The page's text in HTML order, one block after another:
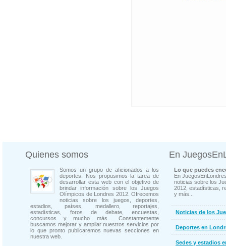
Quienes somos
Somos un grupo de aficionados a los
deportes. Nos propusimos la tarea de
desarrollar esta web con el objetivo de
brindar información sobre los Juegos
Olímpicos de Londres 2012. Ofrecemos
noticias sobre los juegos, deportes,
estadios, países, medallero, reportajes,
estadísticas, foros de debate, encuestas,
concursos y mucho más... Constantemente
buscamos mejorar y ampliar nuestros servicios por
lo que pronto publicaremos nuevas secciones en
nuestra web.
En
Lo que puedes
En
noticias sobre los
2012, estadísticas,
y más...
Noticias de los
Deportes en
Sedes y estadios